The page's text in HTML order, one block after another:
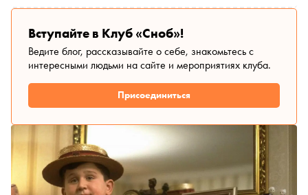
Вступайте в Клуб «Сноб»!
Ведите блог, рассказывайте о себе, знакомьтесь с
интересными людьми на сайте и мероприятиях клуба.
Присоединиться